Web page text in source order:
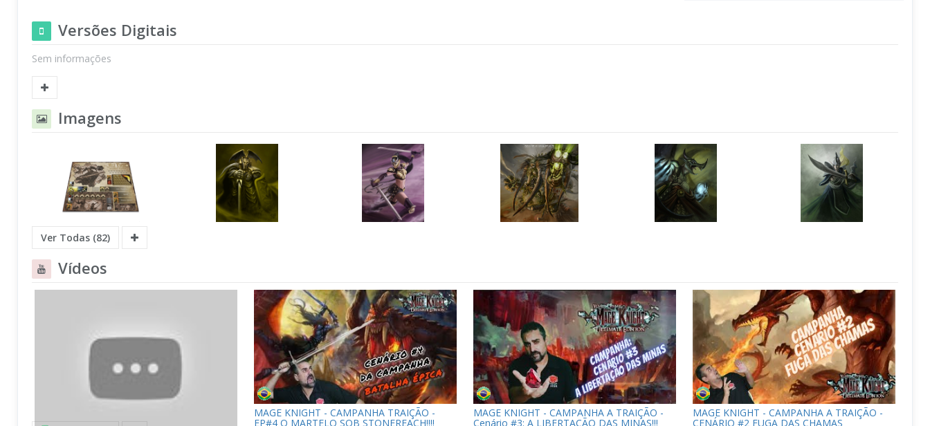
Versões Digitais
Sem informações
Imagens
Ver Todas (82)
Vídeos
MAGE KNIGHT - CAMPANHA TRAIÇÃO -
EP#4 O MARTELO SOB STONEREACH!!!!
MAGE KNIGHT - CAMPANHA A TRAIÇÃO -
Cenário #3: A LIBERTAÇÃO DAS MINAS!!!
MAGE KNIGHT - CAMPANHA A TRAIÇÃO -
CENÁRIO #2 FUGA DAS CHAMAS